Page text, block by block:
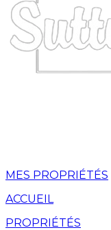
MES PROPRIÉTÉS
ACCUEIL
PROPRIÉTÉS